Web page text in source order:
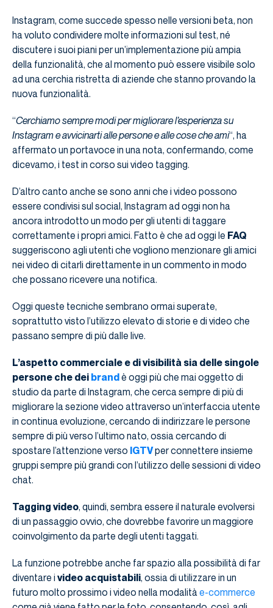
Instagram, come succede spesso nelle versioni beta, non
ha voluto condividere molte informazioni sul test, né
discutere i suoi piani per un’implementazione più ampia
della funzionalità, che al momento può essere visibile solo
ad una cerchia ristretta di aziende che stanno provando la
nuova funzionalità.
“Cerchiamo sempre modi per migliorare l’esperienza su
Instagram e avvicinarti alle persone e alle cose che ami“, ha
affermato un portavoce in una nota, confermando, come
dicevamo, i test in corso sui video tagging.
D’altro canto anche se sono anni che i video possono
essere condivisi sul social, Instagram ad oggi non ha
ancora introdotto un modo per gli utenti di taggare
correttamente i propri amici. Fatto è che ad oggi le FAQ
suggeriscono agli utenti che vogliono menzionare gli amici
nei video di citarli direttamente in un commento in modo
che possano ricevere una notifica.
Oggi queste tecniche sembrano ormai superate,
soprattutto visto l’utilizzo elevato di storie e di video che
passano sempre di più dalle live.
L’aspetto commerciale e di visibilità sia delle singole
persone che dei brandè oggi più che mai oggetto di
studio da parte di Instagram, che cerca sempre di più di
migliorare la sezione video attraverso un’interfaccia utente
in continua evoluzione, cercando di indirizzare le persone
sempre di più verso l’ultimo nato, ossia cercando di
spostare l’attenzione verso IGTVper connettere insieme
gruppi sempre più grandi con l’utilizzo delle sessioni di video
chat.
Tagging video, quindi, sembra essere il naturale evolversi
di un passaggio ovvio, che dovrebbe favorire un maggiore
coinvolgimento da parte degli utenti taggati.
La funzione potrebbe anche far spazio alla possibilità di far
diventare i video acquistabili, ossia di utilizzare in un
futuro molto prossimo i video nella modalità e-commerce